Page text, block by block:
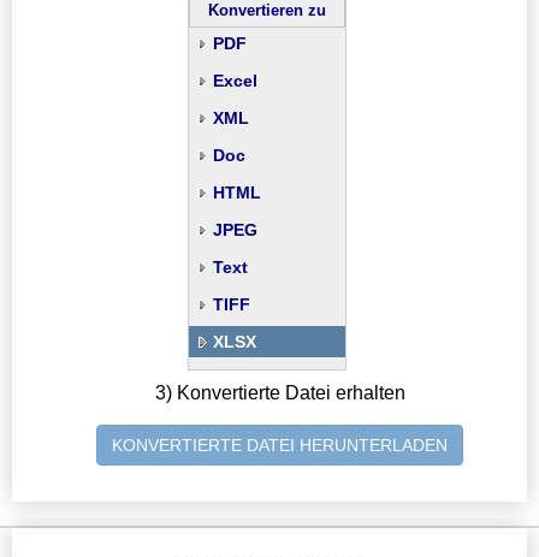
Konvertieren zu
PDF
Excel
XML
Doc
HTML
JPEG
Text
TIFF
XLSX
3) Konvertierte Datei erhalten
KONVERTIERTE DATEI HERUNTERLADEN